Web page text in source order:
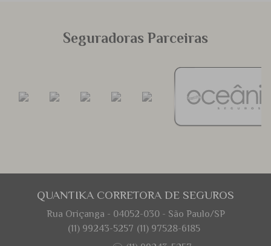
Seguradoras Parceiras
QUANTIKA CORRETORA DE SEGUROS
Rua Oriçanga - 04052-030 - São Paulo/SP
(11) 99243-5257 (11) 97528-6185